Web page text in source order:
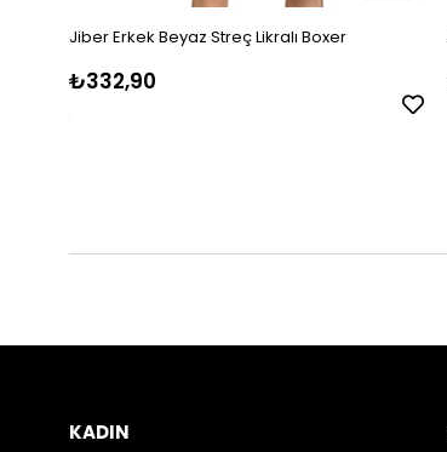
Jiber Erkek Beyaz Streç Likralı Boxer
₺332,90
KADIN